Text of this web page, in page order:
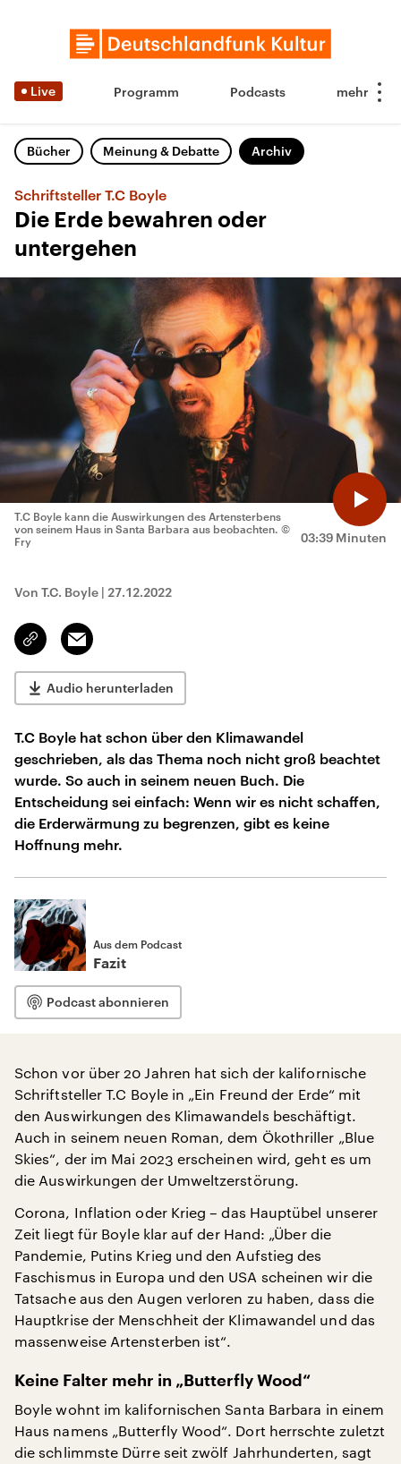
Live Programm Podcasts
Bücher Meinung & Debatte Archiv
Schriftsteller T.C Boyle
Die Erde bewahren oder
untergehen
03:39 Minuten
T.C Boyle kann die Auswirkungen des Artensterbens
von seinem Haus in Santa Barbara aus beobachten. ©
Fry
Von T.C. Boyle | 27.12.2022
Link
kopieren/teilen
Email
Audio herunterladen
T.C Boyle hat schon über den Klimawandel
geschrieben, als das Thema noch nicht groß beachtet
wurde. So auch in seinem neuen Buch. Die
Entscheidung sei einfach: Wenn wir es nicht schaffen,
die Erderwärmung zu begrenzen, gibt es keine
Hoffnung mehr.
Aus dem Podcast
Fazit
Podcast abonnieren
Schon vor über 20 Jahren hat sich der kalifornische
Schriftsteller T.C Boyle in „Ein Freund der Erde“ mit
den Auswirkungen des Klimawandels beschäftigt.
Auch in seinem neuen Roman, dem Ökothriller „Blue
Skies“, der im Mai 2023 erscheinen wird, geht es um
die Auswirkungen der Umweltzerstörung.
Corona, Inflation oder Krieg – das Hauptübel unserer
Zeit liegt für Boyle klar auf der Hand: „Über die
Pandemie, Putins Krieg und den Aufstieg des
Faschismus in Europa und den USA scheinen wir die
Tatsache aus den Augen verloren zu haben, dass die
Hauptkrise der Menschheit der Klimawandel und das
massenweise Artensterben ist“.
Keine Falter mehr in „Butterfly Wood“
Boyle wohnt im kalifornischen Santa Barbara in einem
Haus namens „Butterfly Wood“. Dort herrschte zuletzt
die schlimmste Dürre seit zwölf Jahrhunderten, sagt